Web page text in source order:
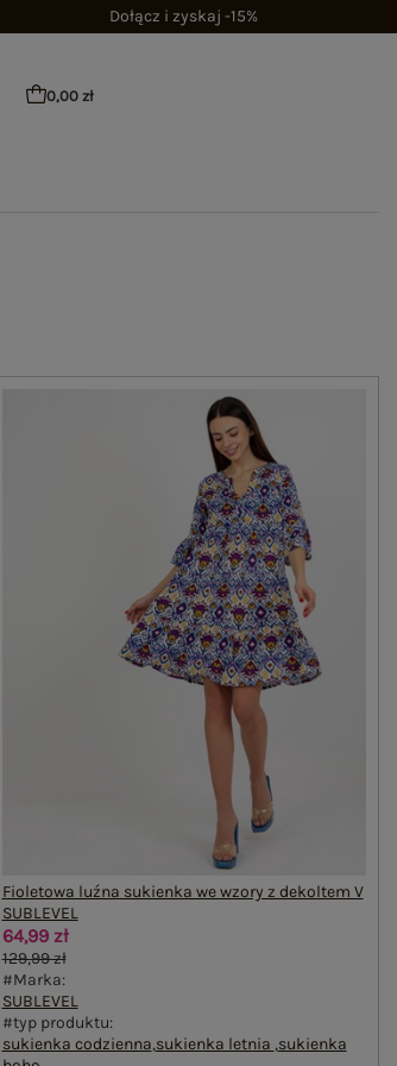
Dołącz i zyskaj -15%
0,00 zł
Fioletowa luźna sukienka we wzory z dekoltem V
SUBLEVEL
64,99 zł
129,99 zł
#Marka:
SUBLEVEL
#typ produktu:
sukienka codzienna,sukienka letnia ,sukienka